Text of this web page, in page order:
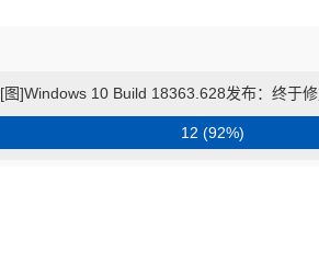
[图]Windows 10 Build 18363.628发布：终于
12 (92%)